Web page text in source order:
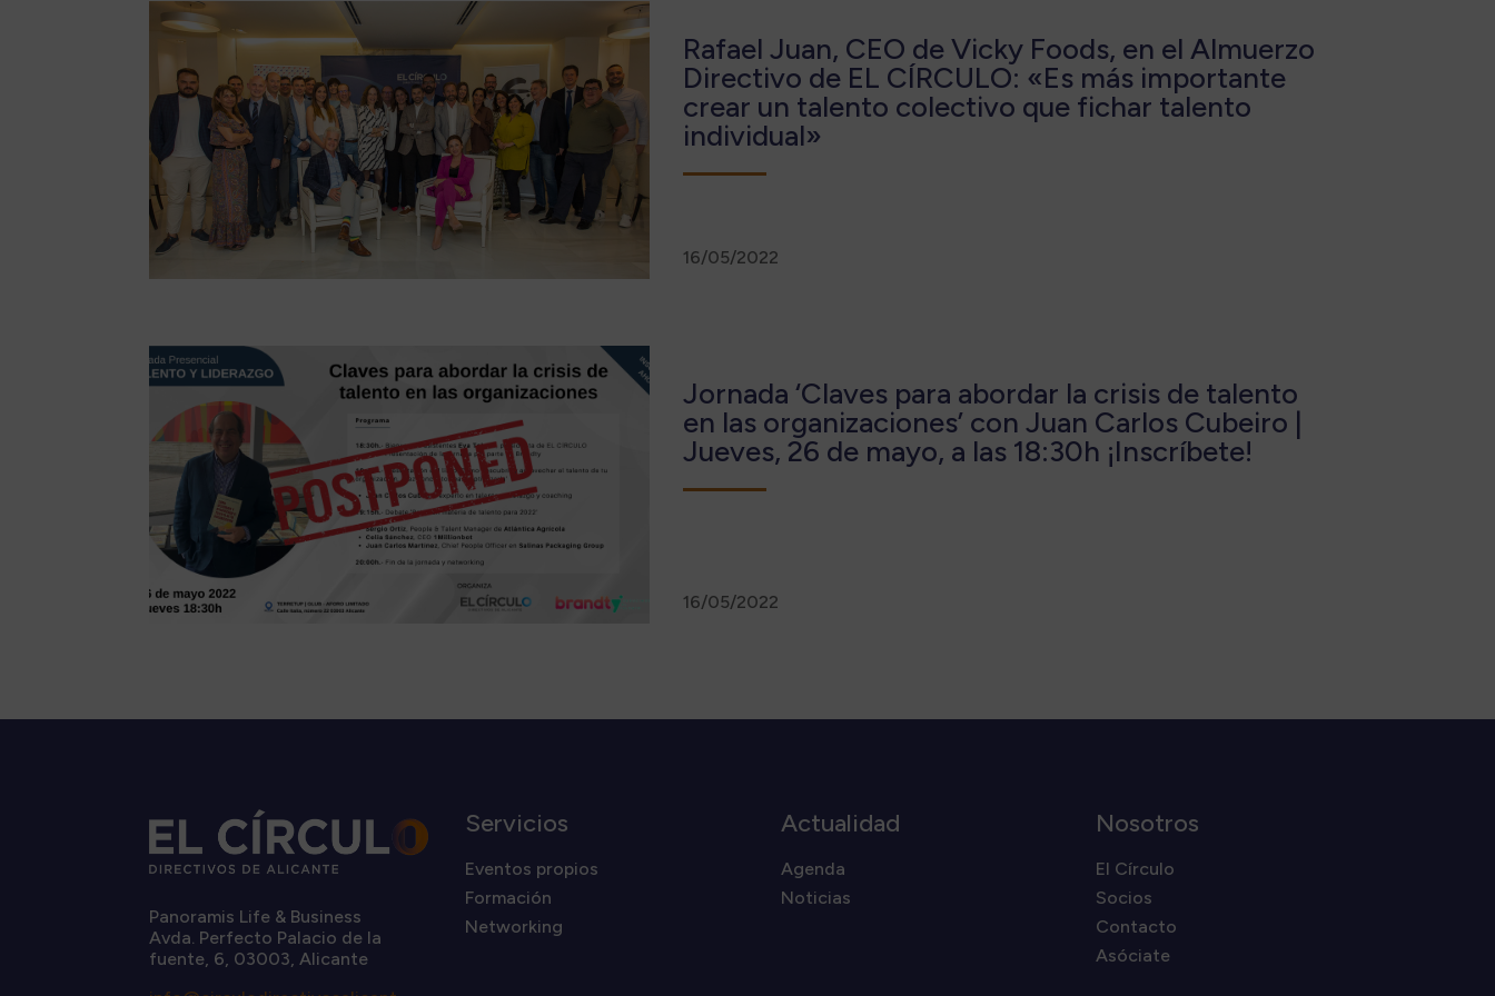
Rafael Juan, CEO de Vicky Foods, en el Almuerzo
Directivo de EL CÍRCULO: «Es más importante
crear un talento colectivo que fichar talento
individual»
16/05/2022
Jornada ‘Claves para abordar la crisis de talento
en las organizaciones’ con Juan Carlos Cubeiro |
Jueves, 26 de mayo, a las 18:30h ¡Inscríbete!
16/05/2022
Panoramis Life & Business
Avda. Perfecto Palacio de la
fuente, 6, 03003, Alicante
Servicios
Eventos propios
Formación
Networking
Actualidad
Agenda
Noticias
Nosotros
El Círculo
Socios
Contacto
Asóciate